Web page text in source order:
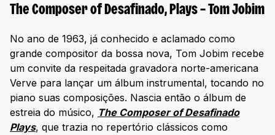
The Composer of Desafinado, Plays – Tom Jobim
No ano de 1963, já conhecido e aclamado como
grande compositor da bossa nova, Tom Jobim recebe
um convite da respeitada gravadora norte-americana
Verve para lançar um álbum instrumental, tocando no
piano suas composições. Nascia então o álbum de
estreia do músico, The Composer of Desafinado
Plays, que trazia no repertório clássicos como